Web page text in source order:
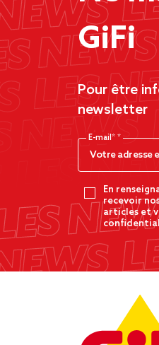
GiFi
Pour être
newsletter
E-mail*
En
recevoir
articles et